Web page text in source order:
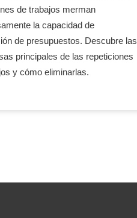
de trabajos merman
la capacidad de
de presupuestos. Descubre las
principales de las repeticiones
y cómo eliminarlas.